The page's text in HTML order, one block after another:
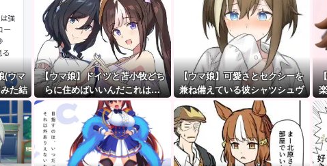
(ウマ
た結
【ウマ娘】ドイツと苫小牧どち
らに住めばいいんだこれは…
【ウマ娘】可愛さとセクシーを
兼ね備えている彼シャツシュヴ